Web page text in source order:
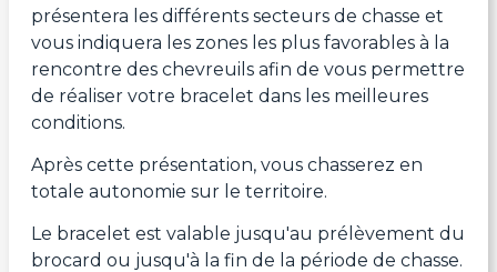
présentera les différents secteurs de chasse et
vous indiquera les zones les plus favorables à la
rencontre des chevreuils afin de vous permettre
de réaliser votre bracelet dans les meilleures
conditions.
Après cette présentation, vous chasserez en
totale autonomie sur le territoire.
Le bracelet est valable jusqu'au prélèvement du
brocard ou jusqu'à la fin de la période de chasse.